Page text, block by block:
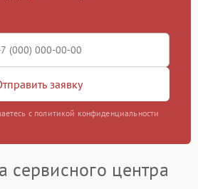
заявку
с политикой конфиденциальности
сервисного центра